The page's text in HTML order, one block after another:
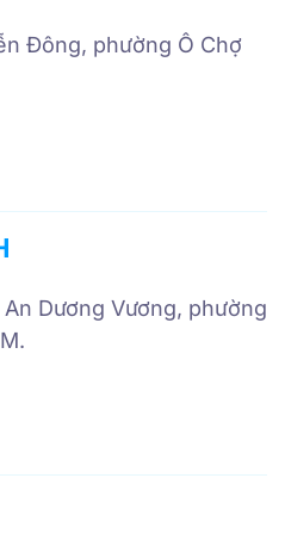
Đông, phường Ô Chợ
Dương Vương, phường